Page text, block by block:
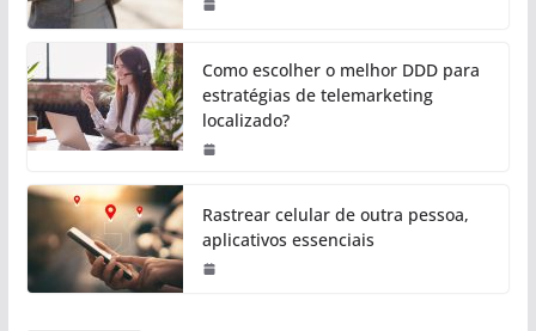
Como escolher o melhor DDD para
estratégias de telemarketing
localizado?
Rastrear celular de outra pessoa,
aplicativos essenciais